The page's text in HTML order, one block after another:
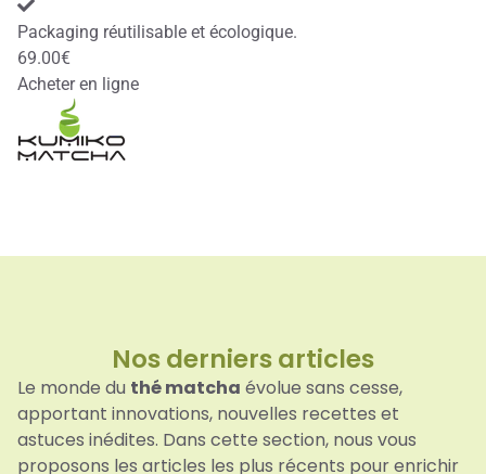
Packaging réutilisable et écologique.
69.00€
Acheter en ligne
Nos derniers articles​
Le monde du thé matcha évolue sans cesse,
apportant innovations, nouvelles recettes et
astuces inédites. Dans cette section, nous vous
proposons les articles les plus récents pour enrichir